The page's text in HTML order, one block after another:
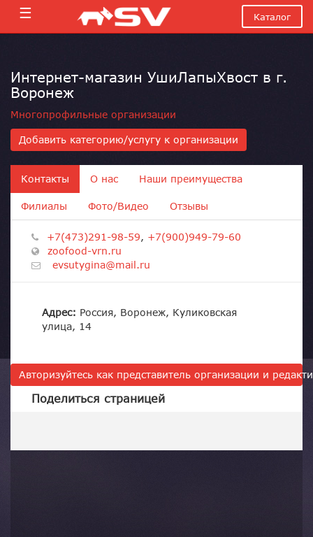
☰ Каталог
Интернет-магазин УшиЛапыХвост в г.
Воронеж
Многопрофильные организации
Добавить категорию/услугу к организации
Контакты О нас Наши преимущества
Филиалы Фото/Видео Отзывы
+7(473)291-98-59, +7(900)949-79-60
zoofood-vrn.ru
evsutygina@mail.ru
Адрес: Россия, Воронеж, Куликовская
улица, 14
Авторизуйтесь как представитель организации и
Поделиться страницей